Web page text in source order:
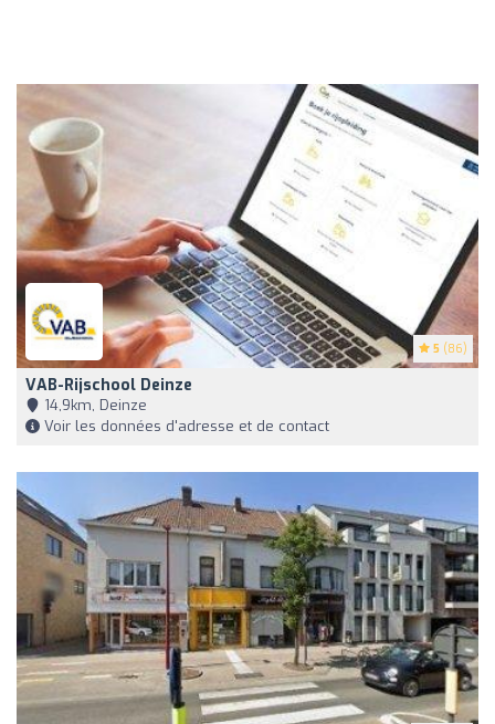
5 (86)
VAB-Rijschool Deinze
14,9km, Deinze
Voir les données d'adresse et de contact